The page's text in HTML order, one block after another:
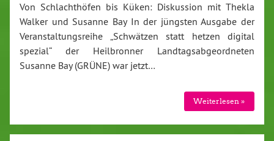
Von Schlachthöfen bis Küken: Diskussion mit Thekla
Walker und Susanne Bay In der jüngsten Ausgabe der
Veranstaltungsreihe „Schwätzen statt hetzen digital
spezial“ der Heilbronner Landtagsabgeordneten
Susanne Bay (GRÜNE) war jetzt…
Weiterlesen »